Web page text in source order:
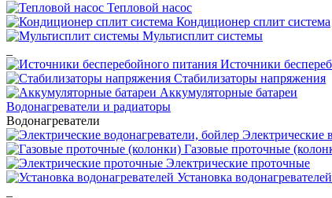
Тепловой насос
Кондиционер сплит система
Мультисплит системы
Источники
Стабилизаторы напряжения
Аккумуляторные батареи
Водонагреватели и радиаторы
Водонагреватели
Электрические
Газовые проточные
Электрические проточные
Установка водонагревателей